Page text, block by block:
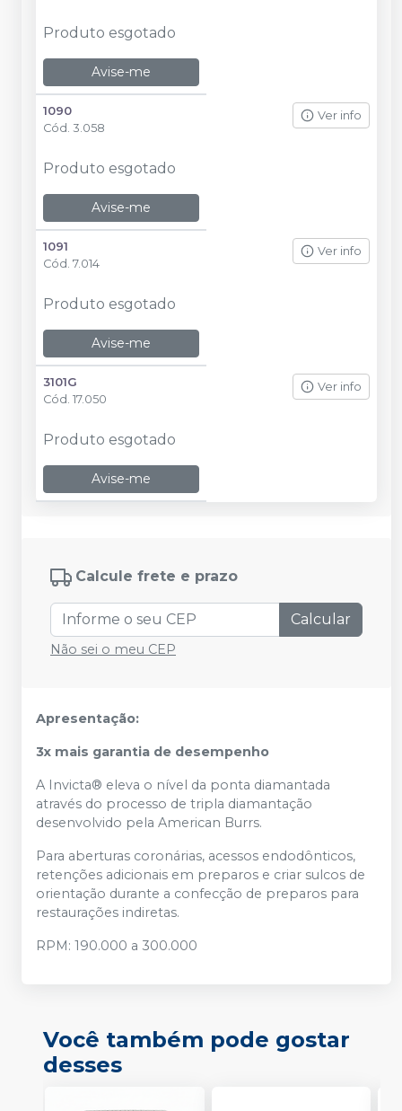
Produto esgotado
Avise-me
1090
Cód. 3.058
Ver info
Produto esgotado
Avise-me
1091
Cód. 7.014
Ver info
Produto esgotado
Avise-me
3101G
Cód. 17.050
Ver info
Produto esgotado
Avise-me
Calcule frete e prazo
Calcular
Não sei o meu CEP
Apresentação:
3x mais garantia de desempenho
A Invicta® eleva o nível da ponta diamantada
através do processo de tripla diamantação
desenvolvido pela American Burrs.
Para aberturas coronárias, acessos endodônticos,
retenções adicionais em preparos e criar sulcos de
orientação durante a confecção de preparos para
restaurações indiretas.
RPM: 190.000 a 300.000
Você também pode gostar
desses